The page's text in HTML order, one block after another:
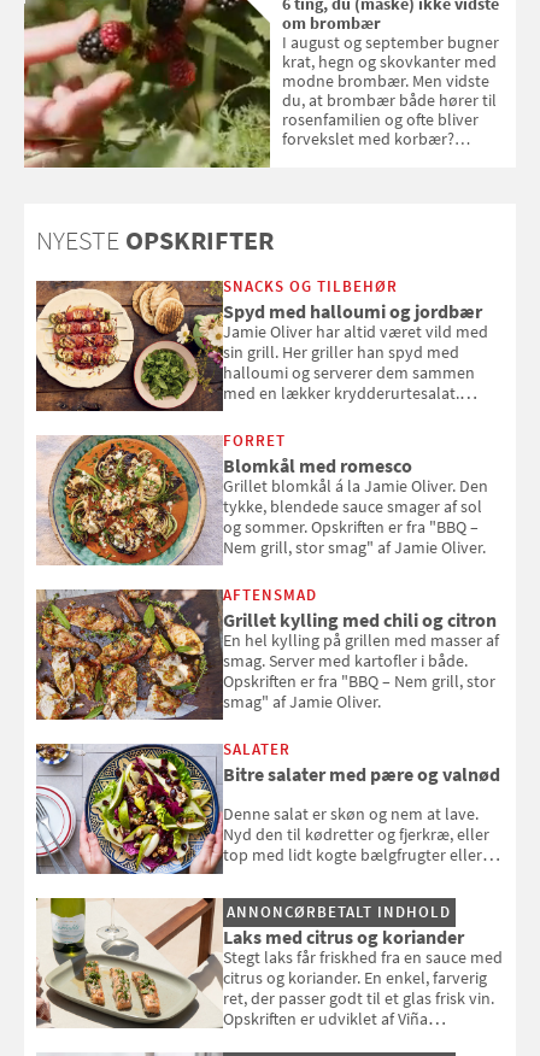
om brombær
I august og september bugner
krat, hegn og skovkanter med
modne brombær. Men vidste
du, at brombær både hører til
rosenfamilien og ofte bliver
forvekslet med korbær?
NYESTE OPSKRIFTER
SNACKS OG TILBEHØR
Spyd med halloumi og jordbær
Jamie Oliver har altid været vild med
sin grill. Her griller han spyd med
halloumi og serverer dem sammen
med en lækker krydderurtesalat.
smag" af Jamie Oliver.
FORRET
Blomkål med romesco
Grillet blomkål á la Jamie Oliver. Den
tykke, blendede sauce smager af sol
og sommer. Opskriften er fra "BBQ –
Nem grill, stor smag" af Jamie Oliver.
AFTENSMAD
Grillet kylling med chili og citron
En hel kylling på grillen med masser af
smag. Server med kartofler i både.
Opskriften er fra "BBQ – Nem grill, stor
smag" af Jamie Oliver.
SALATER
Bitre salater med pære og valnød
Denne salat er skøn og nem at lave.
Nyd den til kødretter og fjerkræ, eller
top med lidt kogte bælgfrugter eller
selvstændigt måltid. Opskriften er fra
Louisa Lorangs kogebog "Salat".
ANNONCØRBETALT INDHOLD
Laks med citrus og koriander
Stegt laks får friskhed fra en sauce med
citrus og koriander. En enkel, farverig
ret, der passer godt til et glas frisk vin.
Opskriften er udviklet af Viña